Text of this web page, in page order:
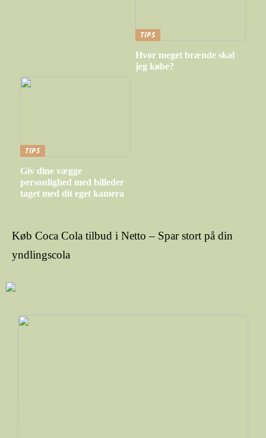
TIPS
Hvor meget brænde skal
jeg købe?
TIPS
Giv dine vægge
personlighed med billeder
taget med dit eget kamera
Køb Coca Cola tilbud i Netto – Spar stort på din
yndlingscola